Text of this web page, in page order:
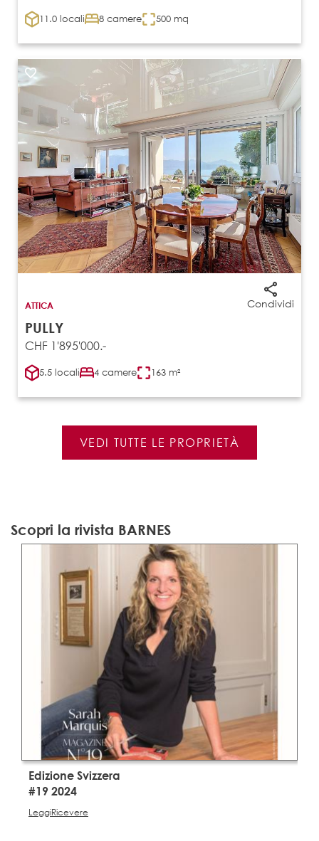
11.0 locali 8 camere 500 mq
Condividi
ATTICA
PULLY
CHF 1'895'000.-
5.5 locali 4 camere 163 m²
VEDI TUTTE LE PROPRIETÀ
Scopri la rivista BARNES
Edizione Svizzera
#19 2024
LeggiRicevere